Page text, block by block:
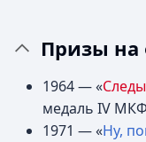
Призы на
1964 — «
медаль IV
1971 — «Ну,